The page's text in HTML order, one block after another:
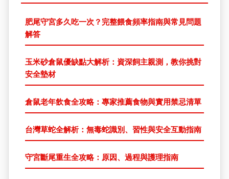
肥尾守宮多久吃一次？完整餵食頻率指南與常見問題
解答
玉米砂倉鼠優缺點大解析：資深飼主親測，教你挑對
安全墊材
倉鼠老年飲食全攻略：專家推薦食物與實用禁忌清單
台灣草蛇全解析：無毒蛇識別、習性與安全互動指南
守宮斷尾重生全攻略：原因、過程與護理指南